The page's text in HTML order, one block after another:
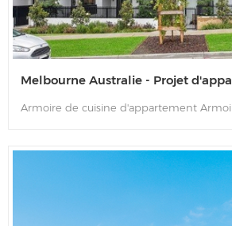
Melbourne Australie - Projet
Armoire de cuisine d'appartement